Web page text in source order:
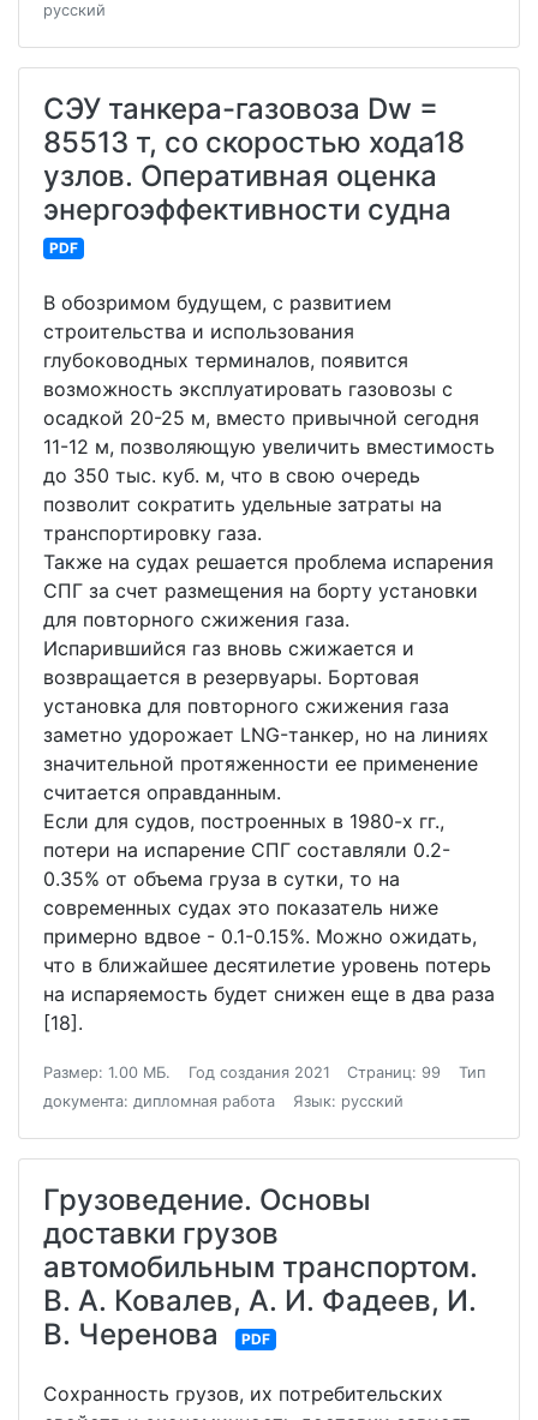
русский
СЭУ танкера-газовоза Dw =
85513 т, со скоростью хода18
узлов. Оперативная оценка
энергоэффективности судна
PDF
В обозримом будущем, с развитием
строительства и использования
глубоководных терминалов, появится
возможность эксплуатировать газовозы с
осадкой 20-25 м, вместо привычной сегодня
11-12 м, позволяющую увеличить вместимость
до 350 тыс. куб. м, что в свою очередь
позволит сократить удельные затраты на
транспортировку газа.
Также на судах решается проблема испарения
СПГ за счет размещения на борту установки
для повторного сжижения газа.
Испарившийся газ вновь сжижается и
возвращается в резервуары. Бортовая
установка для повторного сжижения газа
заметно удорожает LNG-танкер, но на линиях
значительной протяженности ее применение
считается оправданным.
Если для судов, построенных в 1980-х гг.,
потери на испарение СПГ составляли 0.2-
0.35% от объема груза в сутки, то на
современных судах это показатель ниже
примерно вдвое - 0.1-0.15%. Можно ожидать,
что в ближайшее десятилетие уровень потерь
на испаряемость будет снижен еще в два раза
[18].
Размер: 1.00 МБ. Год создания 2021 Страниц: 99
Тип
документа: дипломная работа
Язык: русский
Грузоведение. Основы
доставки грузов
автомобильным транспортом.
В. А. Ковалев, А. И. Фадеев, И.
В. Черенова
PDF
Сохранность грузов, их потребительских